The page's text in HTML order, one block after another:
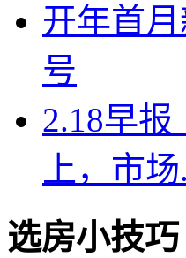
开年首
号
2.18早
上，市
选房小技巧